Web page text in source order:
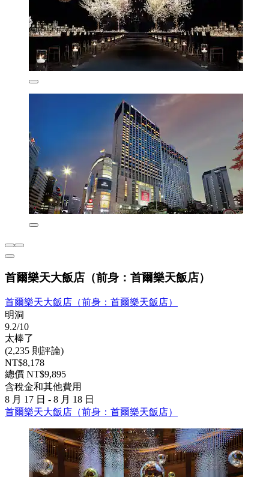
首爾樂天大飯店（前身：首爾樂天飯店）
首爾樂天大飯店（前身：首爾樂天飯店）
明洞
9.2/10
太棒了
(2,235 則評論)
NT$8,178
總價 NT$9,895
含稅金和其他費用
8 月 17 日 - 8 月 18 日
首爾樂天大飯店（前身：首爾樂天飯店）